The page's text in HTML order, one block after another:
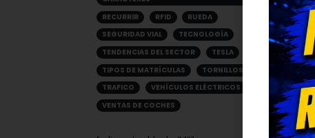
RECURRIR
RFID
RUEDA
SEGURIDAD VIAL
TECNOLOGÍA
TENDENCIAS DEL SECTOR
TESLA
TIPOS DE MATRÍCULAS
TORNILLOS
TRAFICO
VEHÍCULOS ELÉCTRICOS
VENTAS DE COCHES